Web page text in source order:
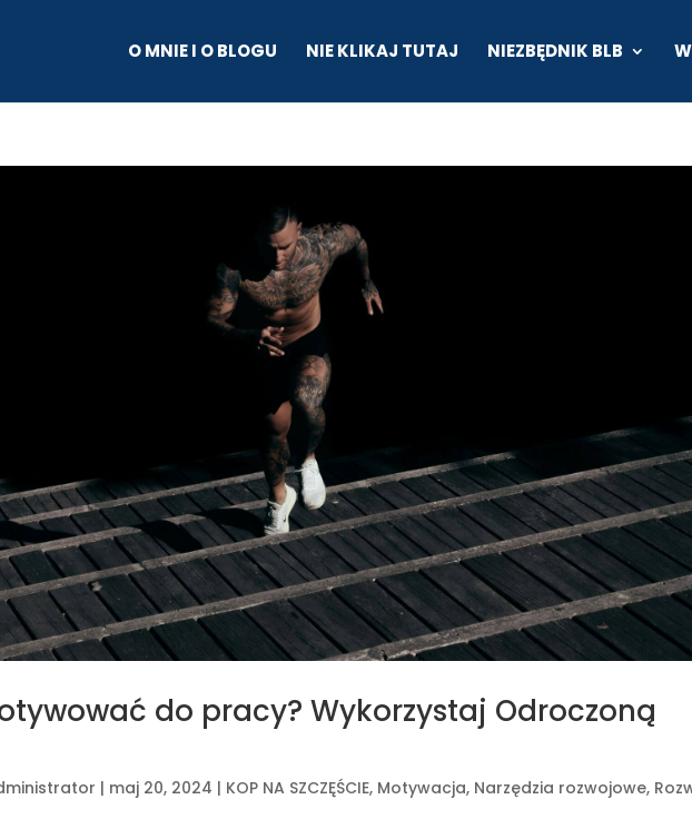
O MNIE I O BLOGU NIE KLIKAJ TUTAJ NIEZBĘDNIK BLB
do pracy? Wykorzystaj Odroczoną
| maj 20, 2024 | KOP NA SZCZĘŚCIE, Motywacja, Narzędzia rozwojowe,